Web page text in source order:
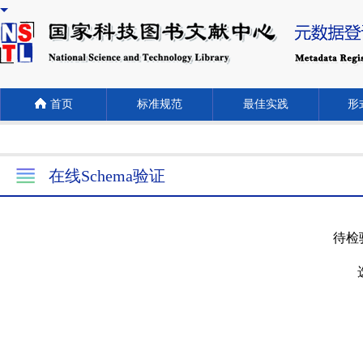
首页 标准规范 最佳实践 形
在线Schema验证
待检